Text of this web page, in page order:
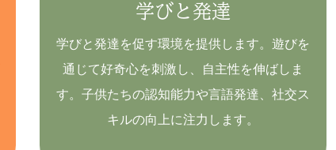
学びと発達
学びと発達を促す環境を提供します。遊びを
通じて好奇心を刺激し、自主性を伸ばしま
す。子供たちの認知能力や言語発達、社交ス
キルの向上に注力します。